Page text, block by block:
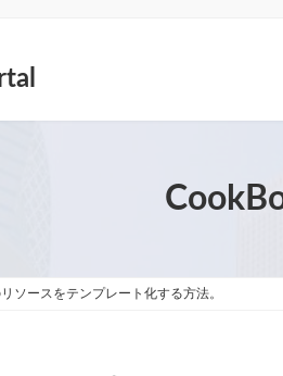
ソースをテンプレート化する方法。